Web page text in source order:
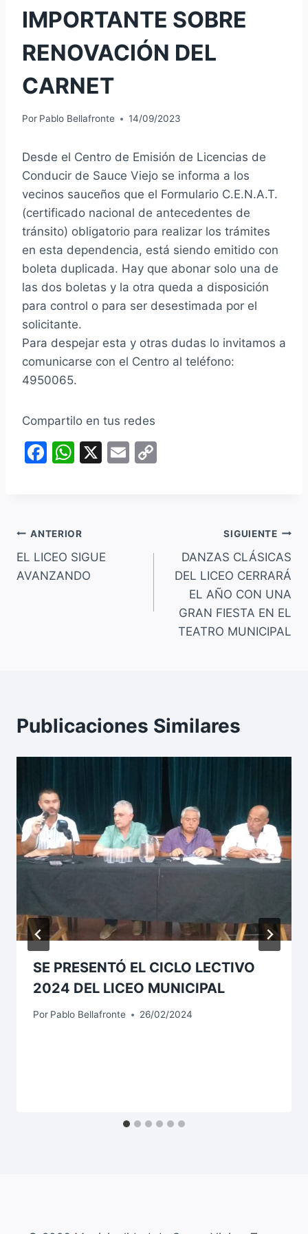
IMPORTANTE SOBRE
RENOVACIÓN DEL
CARNET
Por Pablo Bellafronte 14/09/2023
Desde el Centro de Emisión de Licencias de
Conducir de Sauce Viejo se informa a los
vecinos sauceños que el Formulario C.E.N.A.T.
(certificado nacional de antecedentes de
tránsito) obligatorio para realizar los trámites
en esta dependencia, está siendo emitido con
boleta duplicada. Hay que abonar solo una de
las dos boletas y la otra queda a disposición
para control o para ser desestimada por el
solicitante.
Para despejar esta y otras dudas lo invitamos a
comunicarse con el Centro al teléfono:
4950065.
Compartilo en tus redes
F
b
o
o
W
A
p
p
X
E
Navegación
de
ANTERIOR
EL LICEO SIGUE
AVANZANDO
SIGUIENTE
DANZAS CLÁSICAS
DEL LICEO CERRARÁ
EL AÑO CON UNA
GRAN FIESTA EN EL
TEATRO MUNICIPAL
Publicaciones Similares
SE PRESENTÓ EL CICLO LECTIVO
2024 DEL LICEO MUNICIPAL
Por Pablo Bellafronte 26/02/2024